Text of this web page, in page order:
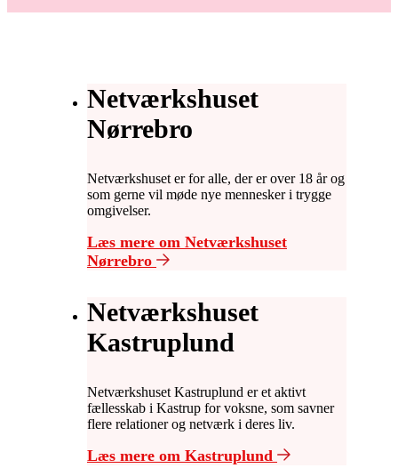
Netværkshuset
Nørrebro
Netværkshuset er for alle, der er over 18 år og
som gerne vil møde nye mennesker i trygge
omgivelser.
Læs mere om Netværkshuset
Nørrebro
Netværkshuset
Kastruplund
Netværkshuset Kastruplund er et aktivt
fællesskab i Kastrup for voksne, som savner
flere relationer og netværk i deres liv.
Læs mere om Kastruplund